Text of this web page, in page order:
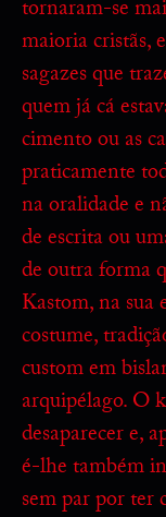
tornaram-se
maioria cristãs,
sagazes que
quem já cá
cimento ou as
praticamente
na oralidade e
de escrita ou
de outra forma
Kastom, na
costume,
custom em
arquipélago. O
desaparecer e,
é-lhe também
sem par por ter